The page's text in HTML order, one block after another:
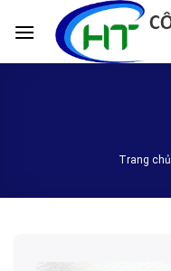
Trang chủ